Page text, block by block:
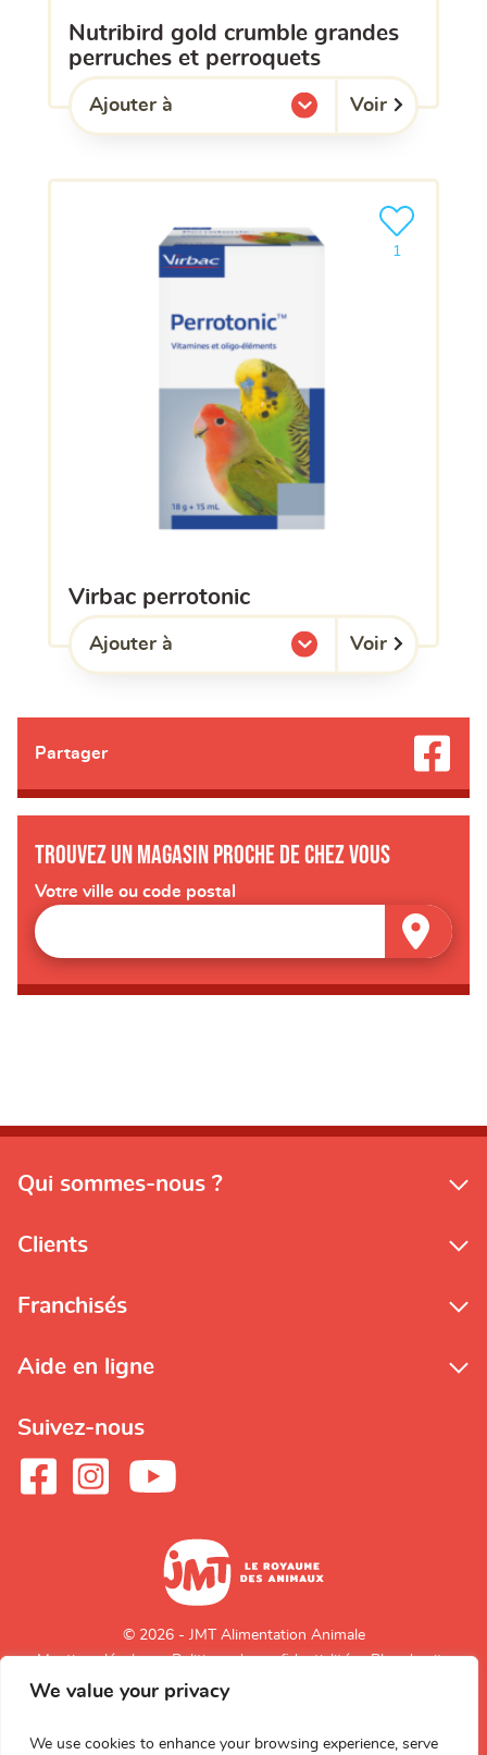
We value your privacy
We use cookies to enhance your browsing experience, serve
nutribird gold crumble grandes
perruches et perroquets
Ajouter à
l'une de mes listes. Voir
virbac perrotonic
1
Ajouter le
Ajouter à
l'une de mes listes. Voir
Partager
Trouvez un magasin proche de chez vous
Votre ville ou code postal
Qui sommes-nous ?
Clients
Franchisés
Aide en ligne
Suivez-nous
© 2026 - JMT Alimentation Animale
Mentions légales
Politique de confidentialité Plan du site